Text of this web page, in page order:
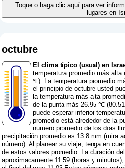
Toque o haga clic aquí para ver
lugares en
octubre
El clima típico (usual) en
temperatura promedio más
℉). La temperatura promedio
el principio de octubre usted
la temperatura más alta
de la punta más 26.95 ℃
puede esperar inferior
promedio está alrededor de la
número promedio de los días
precipitación promedio es 13.8 mm (mira
número). Al planear su viaje, tenga en
de estos valores promedio. La duración
aproximadamente 11:59 (horas y